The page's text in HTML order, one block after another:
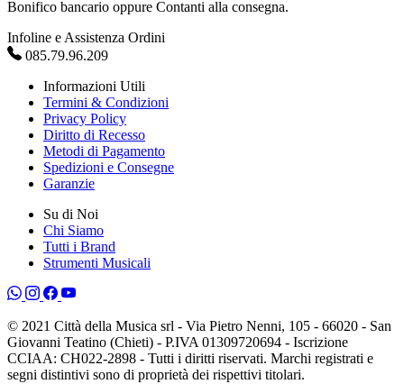
Bonifico bancario oppure Contanti alla consegna.
Infoline e Assistenza Ordini
085.79.96.209
Informazioni Utili
Termini & Condizioni
Privacy Policy
Diritto di Recesso
Metodi di Pagamento
Spedizioni e Consegne
Garanzie
Su di Noi
Chi Siamo
Tutti i Brand
Strumenti Musicali
© 2021 Città della Musica srl - Via Pietro Nenni, 105 - 66020 - San
Giovanni Teatino (Chieti) - P.IVA 01309720694 - Iscrizione
CCIAA: CH022-2898 - Tutti i diritti riservati. Marchi registrati e
segni distintivi sono di proprietà dei rispettivi titolari.